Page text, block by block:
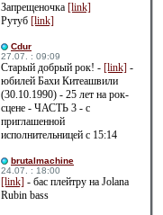
Запрещеночка [link]
Рутуб [link]
Cdur
27.07. : 09:09
Старый добрый рок! - [link] -
юбилей Бахи Китеашвили
(30.10.1990) - 25 лет на рок-
сцене - ЧАСТЬ 3 - с
приглашенной
исполнительницей с 15:14
brutalmachine
24.07. : 18:00
[link] - бас плейтру на Jolana
Rubin bass